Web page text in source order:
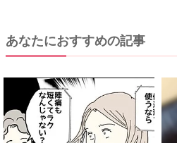
あなたにおすすめの記事